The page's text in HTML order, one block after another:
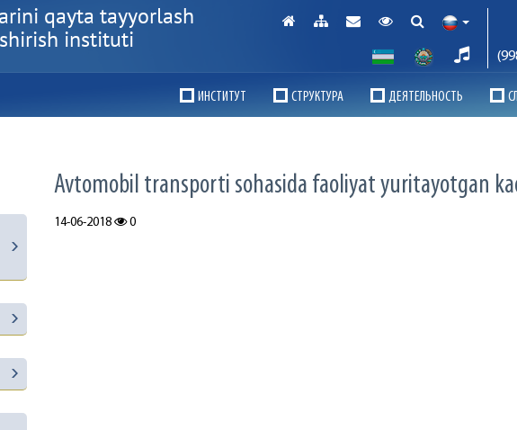
qayta tayyorlash
instituti
ИНСТИТУТ СТРУКТУРА ДЕЯТЕЛЬНОСТЬ
Avtomobil transporti sohasida faoliyat yuritayotgan
14-06-2018 0